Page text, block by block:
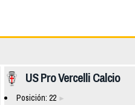
US Pro Vercelli Calcio
Posición: 22